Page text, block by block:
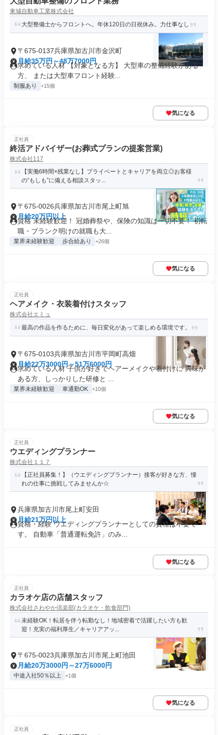
東城自動車工業株式会社
大型整備士からフロントへ。年休120日の日祝休み。力仕事なし
〒675-0137兵庫県加古川市金沢町
月給35万円～48万7000円
求めている人材 【対象となる方】 大型車の整備経験がある
方、 または大型車フロント経験...
制服あり +15個
気になる
正社員
終活アドバイザー(お葬式プランの提案営業)
株式会社117
【実働6時間×残業なし】プライベートとキャリアを両立◎お客様
の“もしも”に備える相談スタッ...
〒675-0026兵庫県加古川市尾上町旭
月給20万円以上
資格 未経験歓迎！ 冠婚葬祭や、保険の知識は一切不要！ 初転
職・ブランク明けの就職も大...
業界未経験歓迎 歩合給あり +26個
気になる
正社員
ヘアメイク・衣装着付けスタッフ
株式会社エミュ
最高の作品を作るために、毎日変化があって楽しめる環境です。
〒675-0103兵庫県加古川市平岡町高畑
月給22万3000円～51万6000円
求めている人材 子供が好きでヘアーメイクや着付けに 興味が
ある方、しっかりした研修と ...
業界未経験歓迎 車通勤OK +10個
気になる
正社員
ウエディングプランナー
株式会社１１７
【正社員募集！】（ウエディングプランナー）接客が好きな方、憧
れの仕事に挑戦してみませんか☆
兵庫県加古川市尾上町安田
月給21万円以上
資格・経験 ウエディングプランナーとしての資格は不要で
す。 自動車「普通運転免許」のみ...
気になる
正社員
カラオケ店の店舗スタッフ
株式会社さわやか倶楽部(カラオケ・飲食部門)
未経験OK！転居を伴う転勤なし！地域密着で活躍したい方も歓
迎！充実の福利厚生／キャリアアッ...
〒675-0023兵庫県加古川市尾上町池田
月給20万3000円～27万6000円
中途入社50％以上 +1個
気になる
正社員